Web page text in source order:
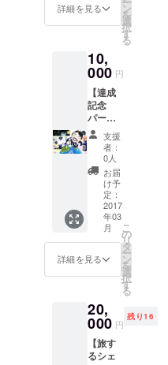
界のご
ちそう
博物
房 兵
庫県神
戸市東
灘区魚
崎南町
※日付が
確定次
第、日
時の調
整のご
連絡を
させて
いただ
きま
す。万
が一予
定がご
希望に
添えな
は返
金、も
しくは
代替の
リター
一例で
30日
（日）
11：
13：00
頃 目標
金額達
成を祝
し、パ
クチー
ハウス
にて記
念パー
ティー
を開催
しま
す。
詳細を見る ン
を
選
択
す
る
10,
000 円
【達成
記念
パー
ティー
・神
戸】 開
催場
所：
Acqua
（三
宮） 日
時：3月
25日
（土）
18：00
頃〜
頃 目標
金額の
達成を
記念
し、三
支援
者：
0人
お届
け予
定：
2017
年03
月
詳細を見る
こ
の
リ
タ
ー
ン
を
選
択
す
る
20,
000 円
残り16
【旅す
るシェ